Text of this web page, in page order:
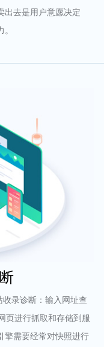
出去是用户意愿决定
录诊断：输入网址查
页进行抓取和存储到服
擎需要经常对快照进行